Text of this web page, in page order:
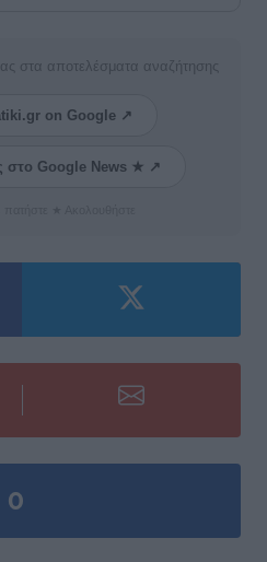
στα αποτελέσματα αναζήτησης
on Google ↗
στο Google News ★ ↗
0